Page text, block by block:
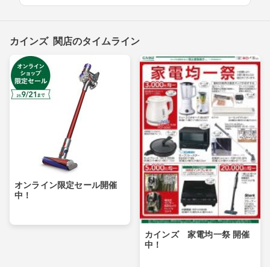
カインズ 関店のタイムライン
オンライン限定セール開催
中！
カインズ 家電均一祭 開催
中！